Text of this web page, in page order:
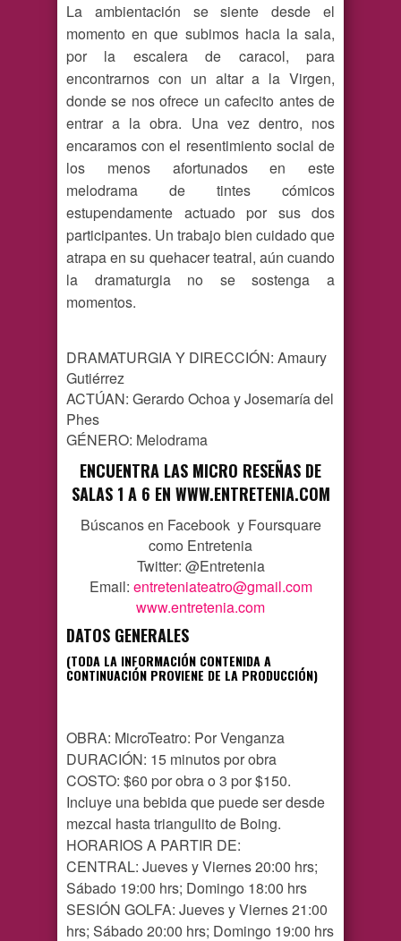
La ambientación se siente desde el
momento en que subimos hacia la sala,
por la escalera de caracol, para
encontrarnos con un altar a la Virgen,
donde se nos ofrece un cafecito antes de
entrar a la obra. Una vez dentro, nos
encaramos con el resentimiento social de
los menos afortunados en este
melodrama de tintes cómicos
estupendamente actuado por sus dos
participantes. Un trabajo bien cuidado que
atrapa en su quehacer teatral, aún cuando
la dramaturgia no se sostenga a
momentos.
DRAMATURGIA Y DIRECCIÓN: Amaury
Gutiérrez
ACTÚAN: Gerardo Ochoa y Josemaría del
Phes
GÉNERO: Melodrama
ENCUENTRA LAS MICRO RESEÑAS DE
SALAS 1 A 6 EN WWW.ENTRETENIA.COM
Búscanos en Facebook y Foursquare
como Entretenia
Twitter: @Entretenia
Email: entreteniateatro@gmail.com
www.entretenia.com
DATOS GENERALES
(TODA LA INFORMACIÓN CONTENIDA A
CONTINUACIÓN PROVIENE DE LA PRODUCCIÓN)
OBRA: MicroTeatro: Por Venganza
DURACIÓN: 15 minutos por obra
COSTO: $60 por obra o 3 por $150.
Incluye una bebida que puede ser desde
mezcal hasta triangulito de Boing.
HORARIOS A PARTIR DE:
CENTRAL: Jueves y Viernes 20:00 hrs;
Sábado 19:00 hrs; Domingo 18:00 hrs
SESIÓN GOLFA: Jueves y Viernes 21:00
hrs; Sábado 20:00 hrs; Domingo 19:00 hrs